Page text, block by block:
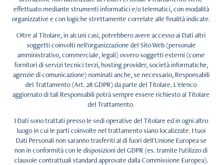
effettuato mediante strumenti informatici e/o telematici, con modalità
organizzative e con logiche strettamente correlate alle finalità indicate.
Oltre al Titolare, in alcuni casi, potrebbero avere accesso ai Dati altri
soggetti coinvolti nell'organizzazione del Sito Web (personale
amministrativo, commerciale, legali) ovvero soggetti esterni (come
fornitori di servizi tecnici terzi, hosting provider, società informatiche,
agenzie di comunicazione) nominati anche, se necessario, Responsabili
del Trattamento (Art. 28 GDPR) da parte del Titolare. L'elenco
aggiornato di tali Responsabili potrà sempre essere richiesto al Titolare
del Trattamento.
I Dati sono trattati presso le sedi operative del Titolare ed in ogni altro
luogo in cui le parti coinvolte nel trattamento siano localizzate. I tuoi
Dati Personali non saranno trasferiti al di fuori dell'Unione Europea se
non in conformità con le disposizioni del GDPR (es. tramite l'utilizzo di
clausole contrattuali standard approvate dalla Commissione Europea).